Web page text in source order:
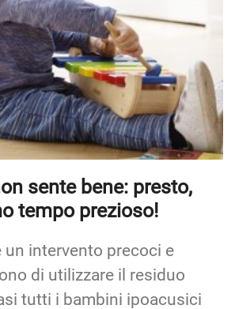
sente bene: presto,
tempo prezioso!
un intervento precoci e
di utilizzare il residuo
tutti i bambini ipoacusici